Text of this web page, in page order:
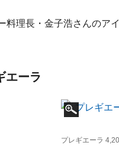
料理長・金子浩さんのア
エーラ
プレギエーラ